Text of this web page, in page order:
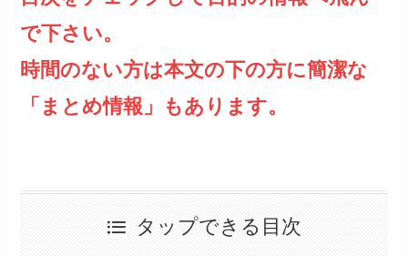
で下さい。
時間のない方は本文の下の方に簡潔な
「まとめ情報」もあります。
タップできる目次